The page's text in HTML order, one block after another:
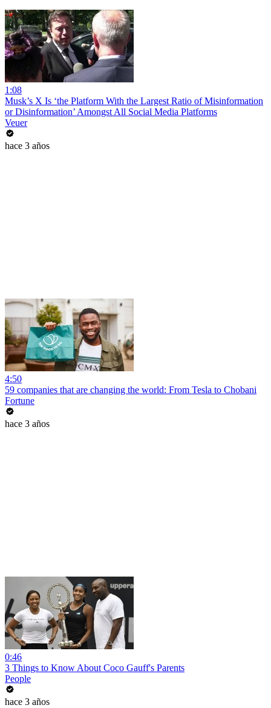
1:08
Musk’s X Is ‘the Platform With the Largest Ratio of Misinformation
or Disinformation’ Amongst All Social Media Platforms
Veuer
hace 3 años
4:50
59 companies that are changing the world: From Tesla to Chobani
Fortune
hace 3 años
0:46
3 Things to Know About Coco Gauff's Parents
People
hace 3 años